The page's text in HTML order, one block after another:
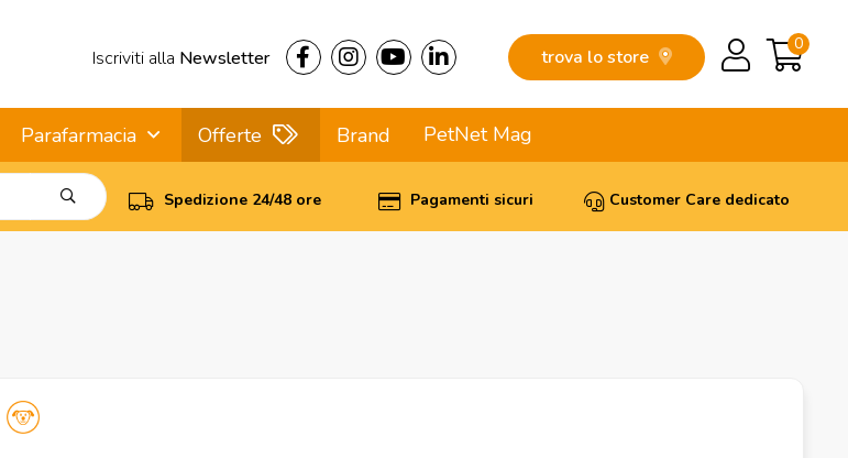
Iscriviti alla Newsletter trova lo store
0
Parafarmacia Offerte Brand PetNet Mag
Spedizione 24/48 ore Pagamenti sicuri Customer Care dedicato